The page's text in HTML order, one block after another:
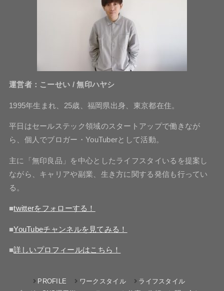
運営者：こーせい / 無印ハヤシ
1995年生まれ、25歳、福岡県出身、東京都在住。
平日はセールステック領域のスタートアップで働きなが
ら、個人でブロガー・YouTuberとして活動。
主に「無印良品」を中心としたライフスタイいるを提案し
ながら、キャリアや副業、生き方に関する発信も行ってい
る。
■twitterをフォローする！
■YouTubeチャンネルを見てみる！
■詳しいプロフィールはこちら！
PROFILE ワークスタイル
ライフスタイル